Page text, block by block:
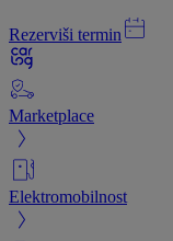
Rezerviši termin
Marketplace
Elektromobilnost